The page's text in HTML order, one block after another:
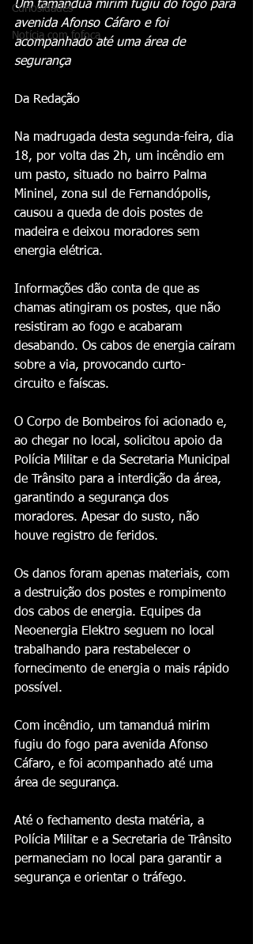
Curiosidades
Notícia com fofoca
Um tamanduá mirim fugiu do fogo para
avenida Afonso Cáfaro e foi
acompanhado até uma área de
segurança
Da Redação
Na madrugada desta segunda-feira, dia
18, por volta das 2h, um incêndio em
um pasto, situado no bairro Palma
Mininel, zona sul de Fernandópolis,
causou a queda de dois postes de
madeira e deixou moradores sem
energia elétrica.
Informações dão conta de que as
chamas atingiram os postes, que não
resistiram ao fogo e acabaram
desabando. Os cabos de energia caíram
sobre a via, provocando curto-
circuito e faíscas.
O Corpo de Bombeiros foi acionado e,
ao chegar no local, solicitou apoio da
Polícia Militar e da Secretaria Municipal
de Trânsito para a interdição da área,
garantindo a segurança dos
moradores. Apesar do susto, não
houve registro de feridos.
Os danos foram apenas materiais, com
a destruição dos postes e rompimento
dos cabos de energia. Equipes da
Neoenergia Elektro seguem no local
trabalhando para restabelecer o
fornecimento de energia o mais rápido
possível.
Com incêndio, um tamanduá mirim
fugiu do fogo para avenida Afonso
Cáfaro, e foi acompanhado até uma
área de segurança.
Até o fechamento desta matéria, a
Polícia Militar e a Secretaria de Trânsito
permaneciam no local para garantir a
segurança e orientar o tráfego.